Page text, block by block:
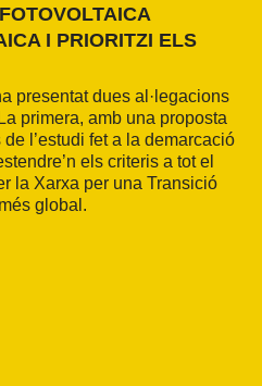
I PRIORITZI ELS
presentat dues al·legacions
primera, amb una proposta
l’estudi fet a la demarcació
els criteris a tot el
la Xarxa per una Transició
global.